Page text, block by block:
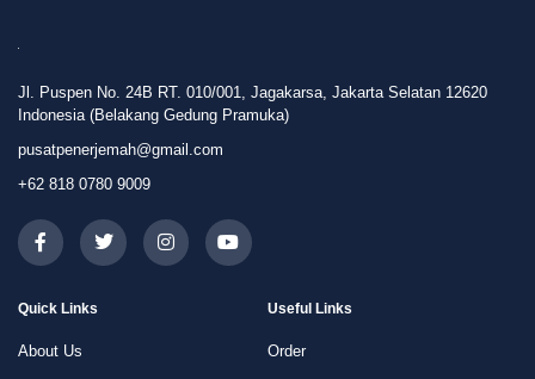
Jl. Puspen No. 24B RT. 010/001, Jagakarsa, Jakarta Selatan 12620
Indonesia (Belakang Gedung Pramuka)
pusatpenerjemah@gmail.com
+62 818 0780 9009
Quick Links
About Us
Useful Links
Order